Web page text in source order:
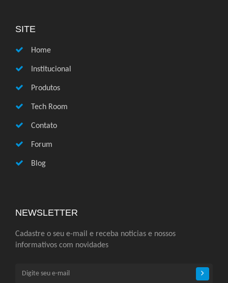
SITE
Home
Institucional
Produtos
Tech Room
Contato
Forum
Blog
NEWSLETTER
Cadastre o seu e-mail e receba noticias e nossos
informativos com novidades